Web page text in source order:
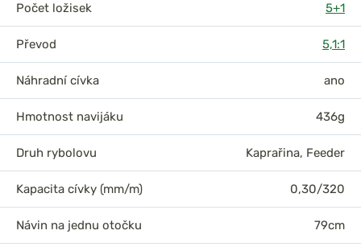
Počet ložisek 5+1
Převod 5,1:1
Náhradní cívka ano
Hmotnost navijáku 436g
Druh rybolovu Kaprařina, Feeder
Kapacita cívky (mm/m) 0,30/320
Návin na jednu otočku 79cm